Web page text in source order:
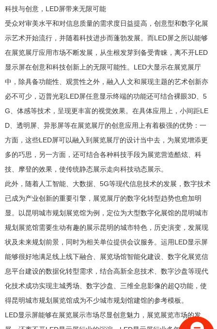
科技与创意，LED屏带来无限可能
受众对审美水平和对信息质量的需求度日益提高，创意型和数字化展
示艺术开始流行，并随着科技进步而蓬勃发展。而LED屏之所以能够
在展览展厅应用市场不断发展，从生根发芽到备受青睐，离不开LED
显示屏在创意和科技创新上的无限可能性。LED大显示在展览展厅
中，除具备功能性、观赏性之外，融入人文和展现主题的艺术创新亦
必不可少，迈普光彩LED屏任意显示终端的功能还可结合裸眼3D、5
G、体感等技术，呈现更丰富的视觉效果。在具体应用上，小间距LE
D、透明屏、异形屏等在展览展厅的创意应用上有着极强的优势：一
方面，这些LED屏可以融入到展览展厅的设计当中去，为展览增添更
多的巧思，另一方面，还可结合各种科技手段为展览营造酷炫、科
技、摩登的效果，使传统静态展示走向科技动态展示。
此外，随着人工智能、大数据、5G等现代信息技术的发展，数字技术
已成为产业创新的重要引擎，展览展厅的数字化转型趋势也愈加明
显。以昆明城市规划展览馆为例，定位为大型数字化展馆的昆明城市
规划展览馆需要生动有趣的展示昆明的城市特色，历史演变，发展现
状及未来规划前景，同时为相关单位提供会议服务。运用LED显示屏
能够很好地满足线上线下融合、展览场馆智能化建设、数字化展览信
息平台建设的数据化转型需求，结合高新全息技术、数字沙盘等现代
化技术成功实现主城秀场、数字沙盘、三维全息影像的超Q功能，使
得昆明城市规划展览馆成为不少城市规划馆建馆的参考模板。
LED显示屏能够在展览展示市场尽显创意魅力，展览展览市场的发